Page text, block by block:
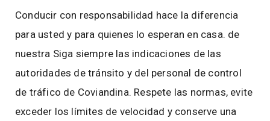
Conducir con responsabilidad hace la diferencia
para usted y para quienes lo esperan en casa. de
nuestra Siga siempre las indicaciones de las
autoridades de tránsito y del personal de control
de tráfico de Coviandina. Respete las normas, evite
exceder los límites de velocidad y conserve una